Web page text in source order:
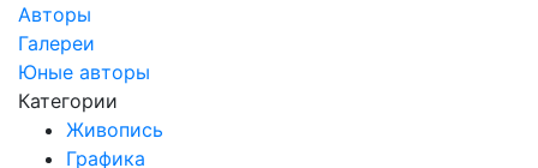
Авторы
Галереи
Юные авторы
Категории
Живопись
Графика